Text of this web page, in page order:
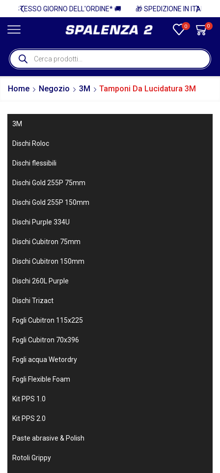
🚚
0 0
Home Negozio 3M Tamponi Da Lucidatura 3M
3M
Dischi Roloc
Dischi flessibili
Dischi Gold 255P 75mm
Dischi Gold 255P 150mm
Dischi Purple 334U
Dischi Cubitron 75mm
Dischi Cubitron 150mm
Dischi 260L Purple
Dischi Trizact
Fogli Cubitron 115x225
Fogli Cubitron 70x396
Fogli acqua Wetordry
Fogli Flexible Foam
Kit PPS 1.0
Kit PPS 2.0
Paste abrasive & Polish
Rotoli Grippy